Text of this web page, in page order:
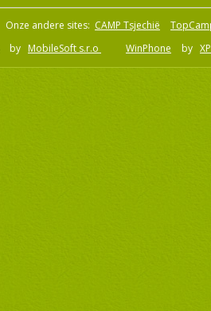
Onze andere sites: CAMP Tsjechië
by MobileSoft s.r.o WinPhone by